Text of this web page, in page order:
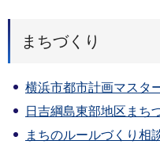
まちづくり
横浜市都市計画マスタ
日吉綱島東部地区まち
まちのルールづくり相